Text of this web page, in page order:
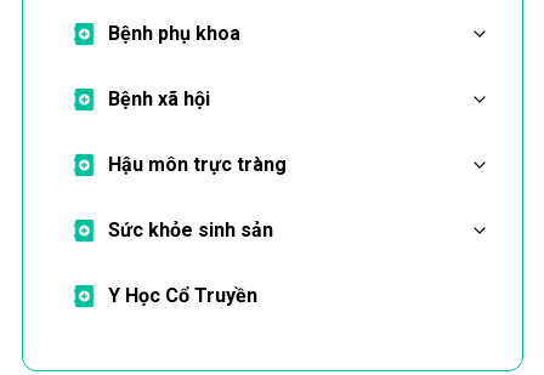
Bệnh phụ khoa
Bệnh xã hội
Hậu môn trực tràng
Sức khỏe sinh sản
Y Học Cổ Truyền